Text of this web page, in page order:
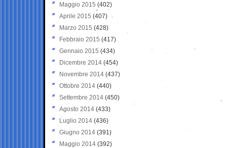
Maggio 2015 (402)
Aprile 2015 (407)
Marzo 2015 (428)
Febbraio 2015 (417)
Gennaio 2015 (434)
Dicembre 2014 (454)
Novembre 2014 (437)
Ottobre 2014 (440)
Settembre 2014 (450)
Agosto 2014 (433)
Luglio 2014 (436)
Giugno 2014 (391)
Maggio 2014 (392)